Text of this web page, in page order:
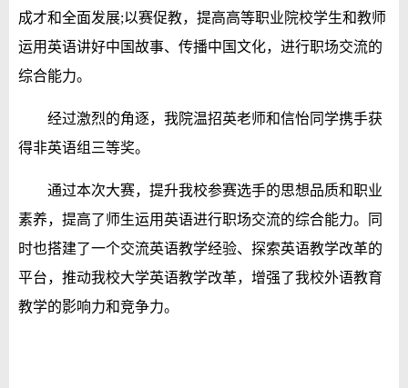
成才和全面发展;以赛促教，提高高等职业院校学生和教师
运用英语讲好中国故事、传播中国文化，进行职场交流的
综合能力。
经过激烈的角逐， 我院温招英老师和信怡同学携手获
得非英语组三等奖。
通过本次大赛，提升我校参赛选手的思想品质和职业
素养，提高了师生运用英语进行职场交流的综合能力。同
时也搭建了一个交流英语教学经验、探索英语教学改革的
平台，推动我校大学英语教学改革，增强了我校外语教育
教学的影响力和竞争力。